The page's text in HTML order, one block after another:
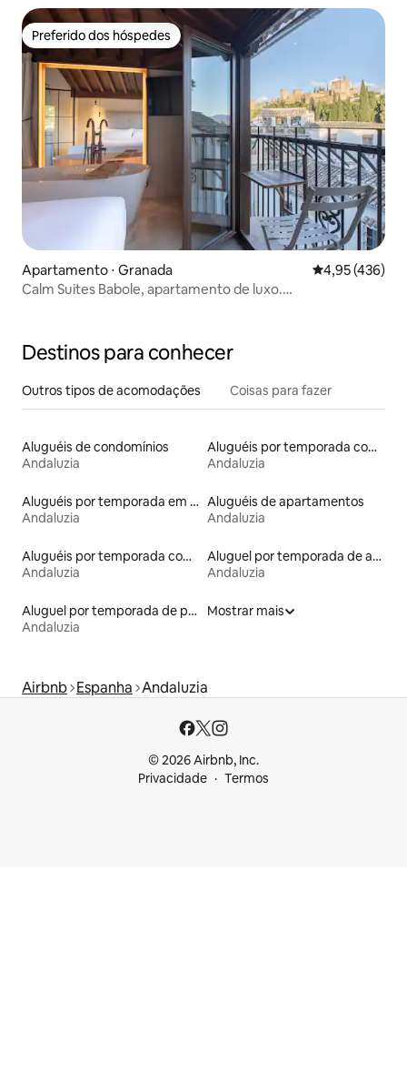
Preferido dos hóspedes
Preferido dos hóspedes
Apartamento ⋅ Granada 4,95 de uma
4,95 (436)
Calm Suites Babole, apartamento de luxo.
Destinos para conhecer
Outros tipos de acomodações Coisas para fazer
Aluguéis de condomínios
Andaluzia
Aluguéis por temporada com cama de altura acessível
Andaluzia
Aluguéis por temporada em albergue
Andaluzia
Aluguéis de apartamentos
Andaluzia
Aluguéis por temporada com caiaque
Andaluzia
Aluguel por temporada de apart-hotéis
Andaluzia
Aluguel por temporada de pensões coreanas
Andaluzia
Mostrar mais
Airbnb Espanha Andaluzia
© 2026 Airbnb, Inc.
Privacidade
Termos